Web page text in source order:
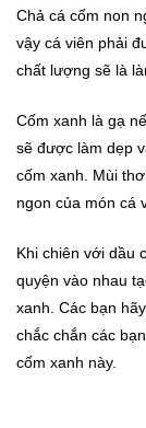
Chả cá cốm non
vậy cá viên phải
chất lượng sẽ là
Cốm xanh là gạ
sẽ được làm dẹp
cốm xanh. Mùi
ngon của món cá
Khi chiên với dầu
quyện vào nhau
xanh. Các bạn
chắc chắn các
cốm xanh này.